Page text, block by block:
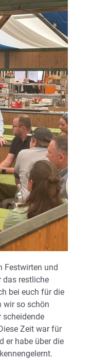
Festwirten und
das restliche
bei euch für die
wir so schön
scheidende
Zeit war für
er habe über die